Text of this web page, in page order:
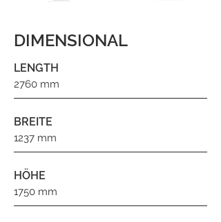
DIMENSIONAL
LENGTH
2760 mm
BREITE
1237 mm
HÖHE
1750 mm